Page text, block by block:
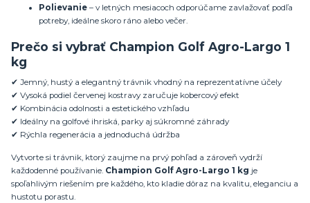
Polievanie – v letných mesiacoch odporúčame zavlažovať podľa
potreby, ideálne skoro ráno alebo večer.
Prečo si vybrať Champion Golf Agro-Largo 1
kg
✔ Jemný, hustý a elegantný trávnik vhodný na reprezentatívne účely
✔ Vysoká podiel červenej kostravy zaručuje kobercový efekt
✔ Kombinácia odolnosti a estetického vzhľadu
✔ Ideálny na golfové ihriská, parky aj súkromné záhrady
✔ Rýchla regenerácia a jednoduchá údržba
Vytvorte si trávnik, ktorý zaujme na prvý pohľad a zároveň vydrží
každodenné používanie. Champion Golf Agro-Largo 1 kg je
spoľahlivým riešením pre každého, kto kladie dôraz na kvalitu, eleganciu a
hustotu porastu.